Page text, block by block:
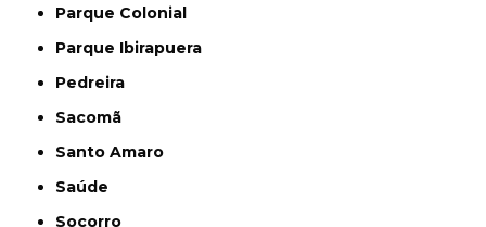
Parque Colonial
Parque Ibirapuera
Pedreira
Sacomã
Santo Amaro
Saúde
Socorro